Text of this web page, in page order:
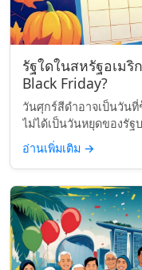
รัฐใดในสหรัฐอเม
Black Friday?
วันศุกร์สีดำอาจเป็นวัน
ไม่ได้เป็นวันหยุดของรัฐ
อ่านเพิ่มเติม →